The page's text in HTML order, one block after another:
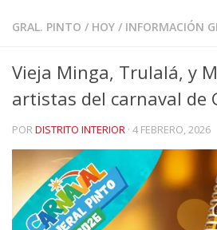
GRAL. PINTO / HOY / INFORMACIÓN
Vieja Minga, Trulalá, y
artistas del carnaval de
PORDISTRITO INTERIOR · 4 FEBRERO, 2026